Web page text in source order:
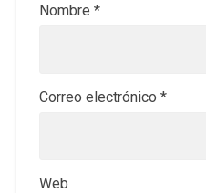
Nombre *
Correo electrónico *
Web